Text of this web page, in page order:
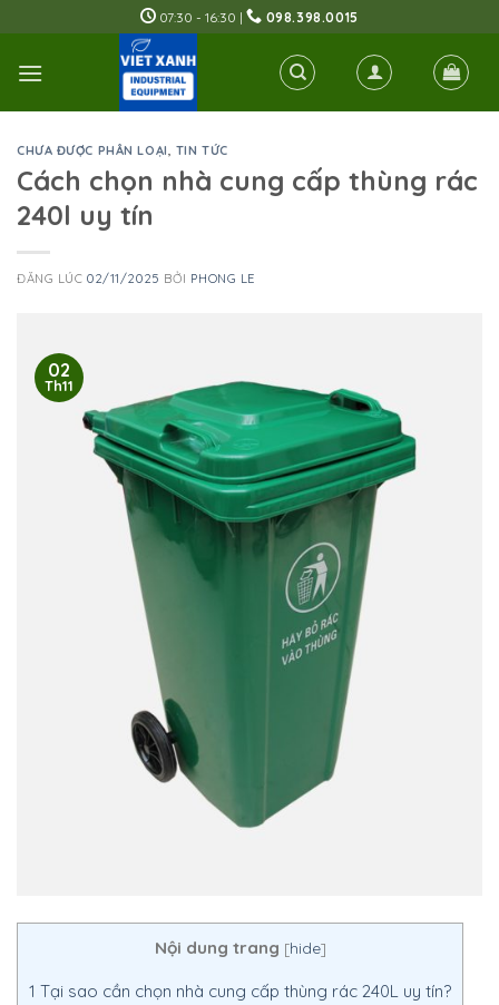
to
content
07:30 - 16:30 | 098.398.0015
CHƯA ĐƯỢC PHÂN LOẠI, TIN TỨC
Cách chọn nhà cung cấp thùng rác
240l uy tín
ĐĂNG LÚC02/11/2025 BỞI PHONG LE
02
Th11
Nội dung trang [hide]
1 Tại sao cần chọn nhà cung cấp thùng rác 240L uy tín?